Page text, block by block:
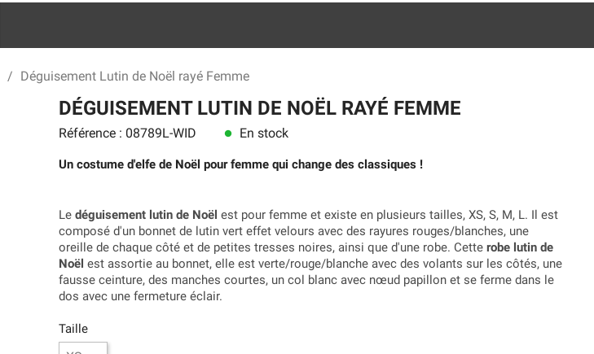
Déguisement Lutin de Noël rayé Femme
DÉGUISEMENT LUTIN DE NOËL RAYÉ FEMME
Référence : 08789L-WID lens En stock
Un costume d'elfe de Noël pour femme qui change des classiques !
Le déguisement lutin de Noël est pour femme et existe en plusieurs tailles, XS, S, M, L. Il est
composé d'un bonnet de lutin vert effet velours avec des rayures rouges/blanches, une
oreille de chaque côté et de petites tresses noires, ainsi que d'une robe. Cette robe lutin de
Noël est assortie au bonnet, elle est verte/rouge/blanche avec des volants sur les côtés, une
fausse ceinture, des manches courtes, un col blanc avec nœud papillon et se ferme dans le
dos avec une fermeture éclair.
Taille